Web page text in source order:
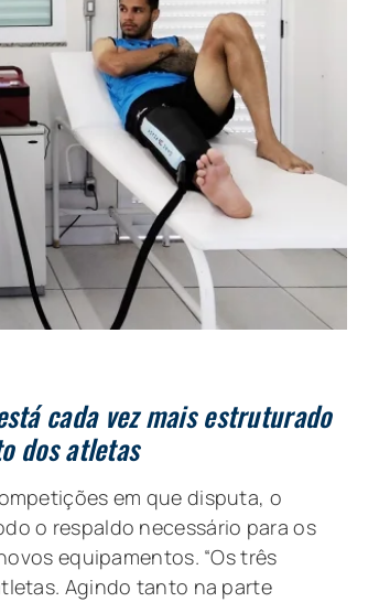
cada vez mais estruturado
dos atletas
em que disputa, o
o respaldo necessário para os
equipamentos. “Os três
Agindo tanto na parte